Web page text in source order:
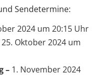
Sendetermine:
2024 um 20:15 Uhr
25. Oktober 2024 um
– 1. November 2024